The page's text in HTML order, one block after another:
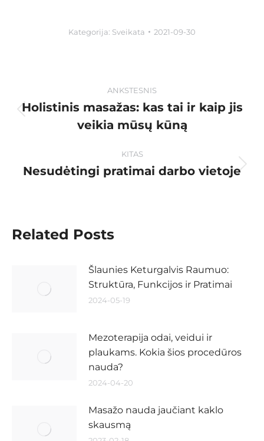
Kategorija: Sveikata 2021-09-30
ANKSTESNIS
Holistinis masažas: kas tai ir kaip jis
veikia mūsų kūną
KITAS
Nesudėtingi pratimai darbo vietoje
Related Posts
Šlaunies Keturgalvis Raumuo:
Struktūra, Funkcijos ir Pratimai
2024-05-19
Mezoterapija odai, veidui ir
plaukams. Kokia šios procedūros
nauda?
2024-04-20
Masažo nauda jaučiant kaklo
skausmą